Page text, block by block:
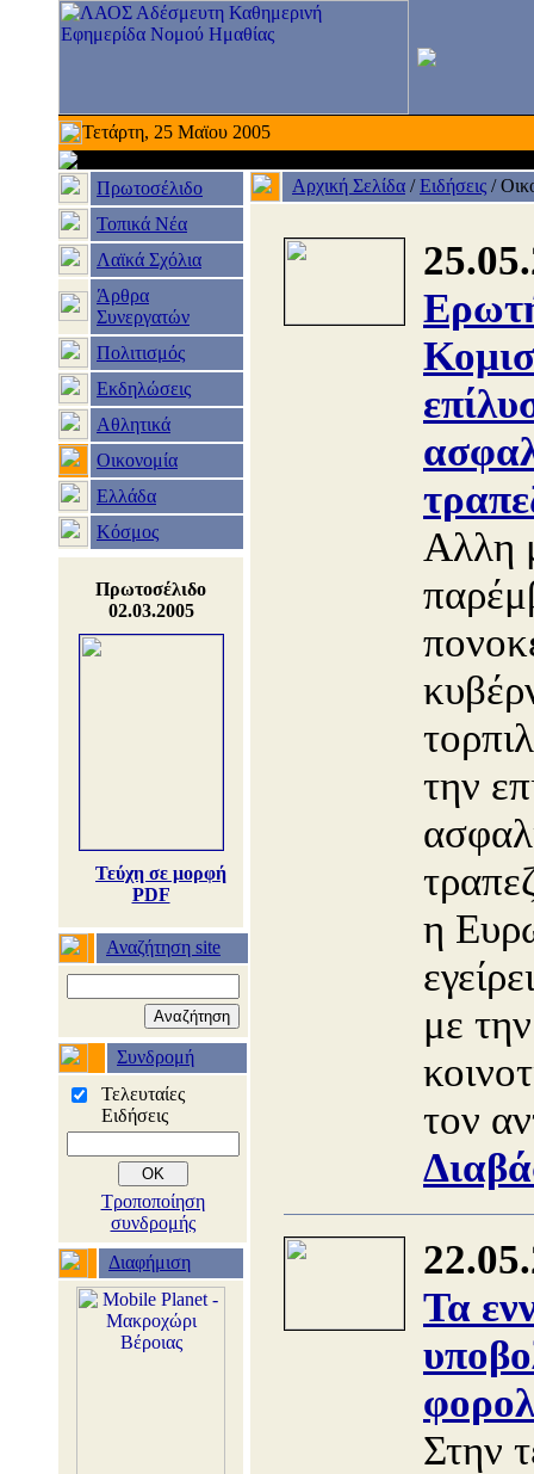
Τετάρτη, 25 Μαϊου 2005
Πρωτοσέλιδο
Τοπικά Νέα
Λαϊκά Σχόλια
Άρθρα
Συνεργατών
Πολιτισμός
Εκδηλώσεις
Αθλητικά
Οικονομία
Ελλάδα
Κόσμος
Πρωτοσέλιδο
02.03.2005
Τεύχη σε μορφή
PDF
Αναζήτηση site
Συνδρομή
Τελευταίες
Ειδήσεις
Τροποποίηση
συνδρομής
Διαφήμιση
Αρχική Σελίδα /Ειδήσεις /
Αλλη
την
η
με
τον
Τα
Στην